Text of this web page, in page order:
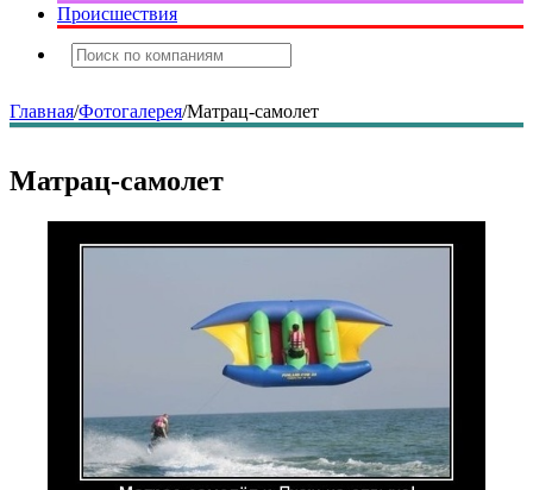
Происшествия
Главная/Фотогалерея/Матрац-самолет
Матрац-самолет